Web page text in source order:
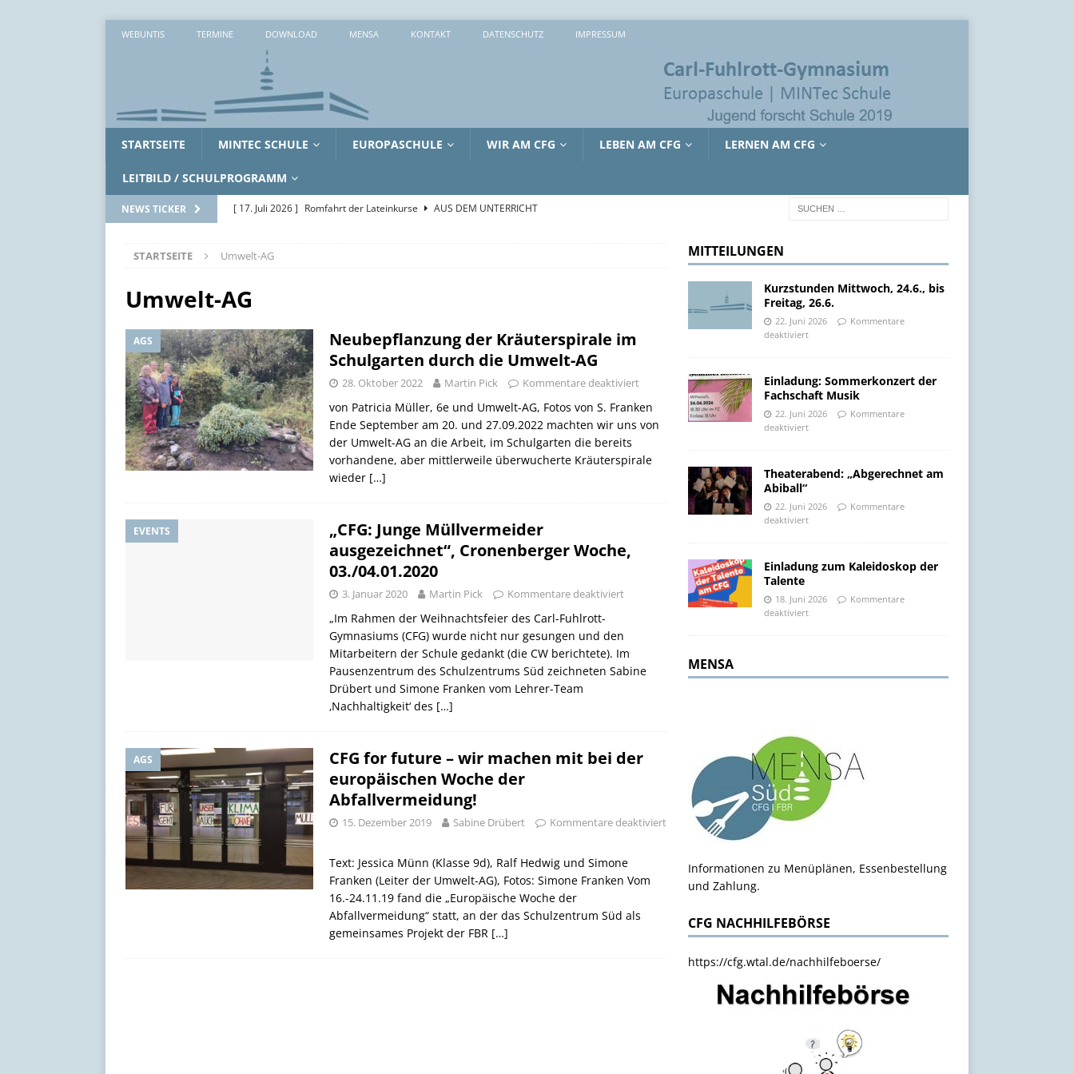
WEBUNTIS TERMINE DOWNLOAD MENSA KONTAKT DATENSCHUTZ IMPRESSUM
STARTSEITE MINTEC SCHULE EUROPASCHULE WIR AM CFG LEBEN AM CFG LERNEN AM CFG
LEITBILD / SCHULPROGRAMM
NEWS TICKER [ 17. Juli 2026 ] Romfahrt der Lateinkurse
AUS DEM UNTERRICHT
ALLGEMEIN
[ 15. Juli 2026 ]
SoWi-LK
AUS DEM UNTERRICHT
[ 17. Juli 2026 ] Schöne Sommerferien!
STARTSEITE Umwelt-AG
Umwelt-AG
AGS
Neubepflanzung der Kräuterspirale im
Schulgarten durch die Umwelt-AG
28. Oktober 2022 Martin Pick Kommentare deaktiviert
von Patricia Müller, 6e und Umwelt-AG, Fotos von S. Franken
Ende September am 20. und 27.09.2022 machten wir uns von
der Umwelt-AG an die Arbeit, im Schulgarten die bereits
vorhandene, aber mittlerweile überwucherte Kräuterspirale
wieder […]
EVENTS
„CFG: Junge Müllvermeider
ausgezeichnet“, Cronenberger Woche,
03./04.01.2020
3. Januar 2020 Martin Pick Kommentare deaktiviert
„Im Rahmen der Weihnachtsfeier des Carl-Fuhlrott-
Gymnasiums (CFG) wurde nicht nur gesungen und den
Mitarbeitern der Schule gedankt (die CW berichtete). Im
Pausenzentrum des Schulzentrums Süd zeichneten Sabine
Drübert und Simone Franken vom Lehrer-Team
‚Nachhaltigkeit‘ des […]
AGS
CFG for future – wir machen mit bei der
europäischen Woche der
Abfallvermeidung!
15. Dezember 2019 Sabine Drübert Kommentare deaktiviert
Text: Jessica Münn (Klasse 9d), Ralf Hedwig und Simone
Franken (Leiter der Umwelt-AG), Fotos: Simone Franken Vom
16.-24.11.19 fand die „Europäische Woche der
Abfallvermeidung“ statt, an der das Schulzentrum Süd als
gemeinsames Projekt der FBR […]
MITTEILUNGEN
Kurzstunden Mittwoch, 24.6., bis
Freitag, 26.6.
22. Juni 2026
Kommentare
deaktiviert
Einladung: Sommerkonzert der
Fachschaft Musik
22. Juni 2026
Kommentare
deaktiviert
Theaterabend: „Abgerechnet am
Abiball“
22. Juni 2026
Kommentare
deaktiviert
Einladung zum Kaleidoskop der
Talente
18. Juni 2026
Kommentare
deaktiviert
MENSA
Informationen zu Menüplänen, Essenbestellung
und Zahlung.
CFG NACHHILFEBÖRSE
https://cfg.wtal.de/nachhilfeboerse/